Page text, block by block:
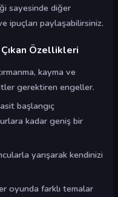
sayesinde diğer
ipuçları paylaşabilirsiniz.
Özellikleri
kayma ve
gerektiren engeller.
başlangıç
kadar geniş bir
yarışarak kendinizi
oyunda farklı temalar